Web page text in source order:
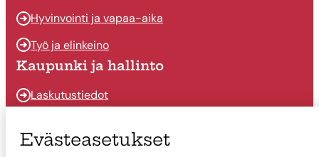
Hyvinvointi ja vapaa-aika
Työ ja elinkeino
Kaupunki ja hallinto
Laskutustiedot
Päätöksenteko
Evästeasetukset